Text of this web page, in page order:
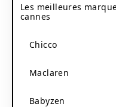
Les meilleures
cannes
Chicco
Maclaren
Babyzen